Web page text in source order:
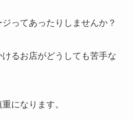
ってあったりしませんか？
るお店がどうしても苦手な
になります。